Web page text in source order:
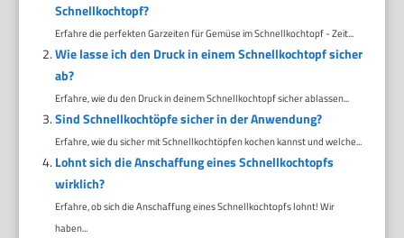
Schnellkochtopf?
Erfahre die perfekten Garzeiten für Gemüse im Schnellkochtopf - Zeit...
Wie lasse ich den Druck in einem Schnellkochtopf sicher
ab?
Erfahre, wie du den Druck in deinem Schnellkochtopf sicher ablassen...
Sind Schnellkochtöpfe sicher in der Anwendung?
Erfahre, wie du sicher mit Schnellkochtöpfen kochen kannst und welche...
Lohnt sich die Anschaffung eines Schnellkochtopfs
wirklich?
Erfahre, ob sich die Anschaffung eines Schnellkochtopfs lohnt! Wir
haben...